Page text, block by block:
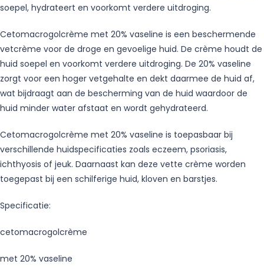
soepel, hydrateert en voorkomt verdere uitdroging.
Cetomacrogolcrème met 20% vaseline is een beschermende
vetcrème voor de droge en gevoelige huid. De crème houdt de
huid soepel en voorkomt verdere uitdroging. De 20% vaseline
zorgt voor een hoger vetgehalte en dekt daarmee de huid af,
wat bijdraagt aan de bescherming van de huid waardoor de
huid minder water afstaat en wordt gehydrateerd.
Cetomacrogolcrème met 20% vaseline is toepasbaar bij
verschillende huidspecificaties zoals eczeem, psoriasis,
ichthyosis of jeuk. Daarnaast kan deze vette crème worden
toegepast bij een schilferige huid, kloven en barstjes.
Specificatie:
cetomacrogolcrème
met 20% vaseline